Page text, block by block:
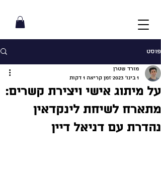
פוסט
על מיתוג אישי ויצירת קשרים:
מתארח לשיחת לינקדאין
נהדרת עם דניאל דיין
מורד שטרן
1 בינו׳ 2023
זמן קריאה 1 דקות